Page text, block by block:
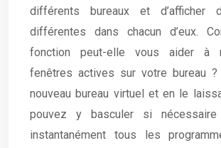
différents bureaux et d’afficher
différentes dans chacun d’eux.
fonction peut-elle vous aider à
fenêtres actives sur votre bureau ?
nouveau bureau virtuel et en le
pouvez y basculer si
instantanément tous les